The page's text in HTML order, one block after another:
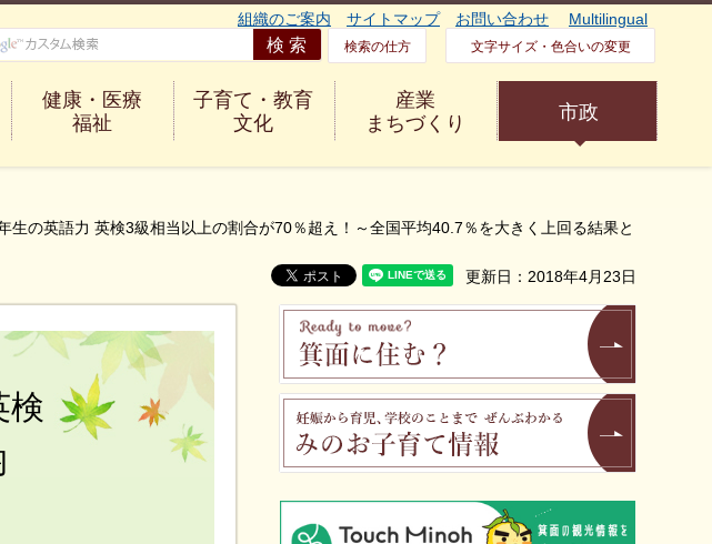
組織のご案内 サイトマップ お問い合わせ Multilingual
検索の仕方 文字サイズ・色合いの変更
健康・医療
福祉
子育て・教育
文化
産業
まちづくり
市政
生の英語力 英検3級相当以上の割合が70％超え！～全国平均40.7％を大きく上回る結果と
更新日：2018年4月23日
検